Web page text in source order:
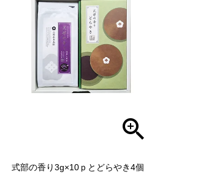
式部の香り3g×10ｐとどらやき4個